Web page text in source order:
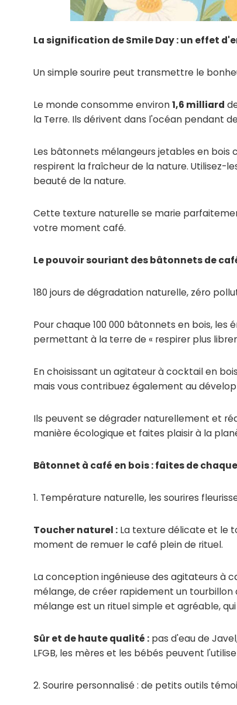
La signification de Smile Day : un effet
Un simple sourire peut transmettre le
Le monde consomme environ1,6 milliard
la Terre. Ils dérivent dans l'océan pendant
Les bâtonnets mélangeurs jetables en bois
respirent la fraîcheur de la nature. Utilisez-
beauté de la nature.
Cette texture naturelle se marie
votre moment café.
Le pouvoir souriant des bâtonnets de
180 jours de dégradation naturelle, zéro
Pour chaque 100 000 bâtonnets en bois,
permettant à la terre de « respirer plus
En choisissant un agitateur à cocktail en
mais vous contribuez également au
Ils peuvent se dégrader naturellement et
manière écologique et faites plaisir à la
Bâtonnet à café en bois : faites de
1. Température naturelle, les sourires
Toucher naturel :La texture délicate et le
moment de remuer le café plein de rituel.
La conceptioningénieuse des agitateurs à
mélange, de créer rapidement un
mélange est un rituel simple et agréable,
Sûr et de haute qualité :pas d'eau de
LFGB, les mères et les bébés peuvent
2. Sourire personnalisé : de petits outils